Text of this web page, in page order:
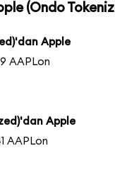
(Ondo
Apple
AAPLon
Apple
AAPLon